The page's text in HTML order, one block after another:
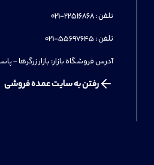
تلفن : 22516868-021
تلفن : 55697645-021
آدرس فروشگاه بازار: بازار زرگرها – پاساژ
رفتن به سایت عمده فروشی